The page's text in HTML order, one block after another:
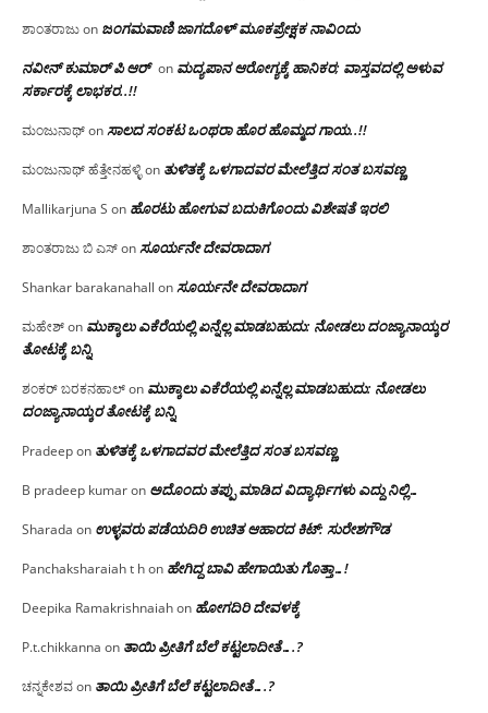
ಶಾಂತರಾಜುon ಜಂಗಮವಾಣಿ ಜಾಗದೊಳ್ ಮೂಕಪ್ರೇಕ್ಷಕ ನಾವಿಂದು
ನವೀನ್ ಕುಮಾರ್ ಪಿ ಆರ್ on ಮದ್ಯಪಾನ ಆರೋಗ್ಯಕ್ಕೆ ಹಾನಿಕರ; ವಾಸ್ತವದಲ್ಲಿ ಅಳುವ
ಸರ್ಕಾರಕ್ಕೆ ಲಾಭಕರ..!!
ಮಂಜುನಾಥ್onಸಾಲದ ಸಂಕಟ ಒಂಥರಾ ಹೊರ ಹೊಮ್ಮದ ಗಾಯ..!!
ಮಂಜುನಾಥ್ ಹೆತ್ತೇನಹಳ್ಳಿon ತುಳಿತಕ್ಕೆ ಒಳಗಾದವರ ಮೇಲೆತ್ತಿದ ಸಂತ ಬಸವಣ್ಣ
Mallikarjuna S on ಹೊರಟು ಹೋಗುವ ಬದುಕಿಗೊಂದು ವಿಶೇಷತೆ ಇರಲಿ
ಶಾಂತರಾಜು ಬಿ ಎಸ್onಸೂರ್ಯನೇ ದೇವರಾದಾಗ
Shankar barakanahall onಸೂರ್ಯನೇ ದೇವರಾದಾಗ
ಮಹೇಶ್on ಮುಕ್ಕಾಲು ಎಕೆರೆಯಲ್ಲಿ ಏನ್ನೆಲ್ಲ‌ ಮಾಡಬಹುದು: ನೋಡಲು ದಂಜ್ಯಾನಾಯ್ಕರ
ತೋಟಕ್ಕೆ ಬನ್ನಿ
ಶಂಕರ್ ಬರಕನಹಾಲ್on ಮುಕ್ಕಾಲು ಎಕೆರೆಯಲ್ಲಿ ಏನ್ನೆಲ್ಲ‌ ಮಾಡಬಹುದು: ನೋಡಲು
ದಂಜ್ಯಾನಾಯ್ಕರ ತೋಟಕ್ಕೆ ಬನ್ನಿ
Pradeepon ತುಳಿತಕ್ಕೆ ಒಳಗಾದವರ ಮೇಲೆತ್ತಿದ ಸಂತ ಬಸವಣ್ಣ
B pradeep kumaron ಅದೊಂದು ತಪ್ಪು ಮಾಡಿದ ವಿದ್ಯಾರ್ಥಿಗಳು ಎದ್ದು ನಿಲ್ಲಿ…
Sharada on ಉಳ್ಳವರು ಪಡೆಯದಿರಿ ಉಚಿತ ಆಹಾರದ ಕಿಟ್: ಸುರೇಶಗೌಡ
Panchaksharaiah t hon ಹೇಗಿದ್ದ ಬಾವಿ ಹೇಗಾಯಿತು ಗೊತ್ತಾ…!
Deepika Ramakrishnaiahon ಹೋಗದಿರಿ ದೇವಳಕ್ಕೆ
P.t.chikkanna on ತಾಯಿ ಪ್ರೀತಿಗೆ ಬೆಲೆ ಕಟ್ಟಲಾದೀತೆ….?
ಚನ್ನಕೇಶವon ತಾಯಿ ಪ್ರೀತಿಗೆ ಬೆಲೆ ಕಟ್ಟಲಾದೀತೆ….?